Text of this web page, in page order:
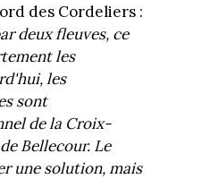
des Cordeliers :
deux fleuves, ce
les
les
sont
de la Croix-
Bellecour. Le
une solution, mais